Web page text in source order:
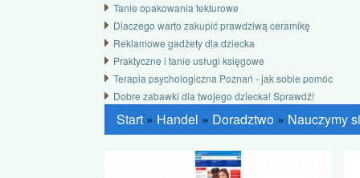
Tanie opakowania tekturowe
Dlaczego warto zakupić prawdziwą ceramikę
Reklamowe gadżety dla dziecka
Praktyczne i tanie usługi księgowe
Terapia psychologiczna Poznań - jak sobie pomóc
Dobre zabawki dla twojego dziecka! Sprawdź!
Start » Handel » Doradztwo » Nauczymy